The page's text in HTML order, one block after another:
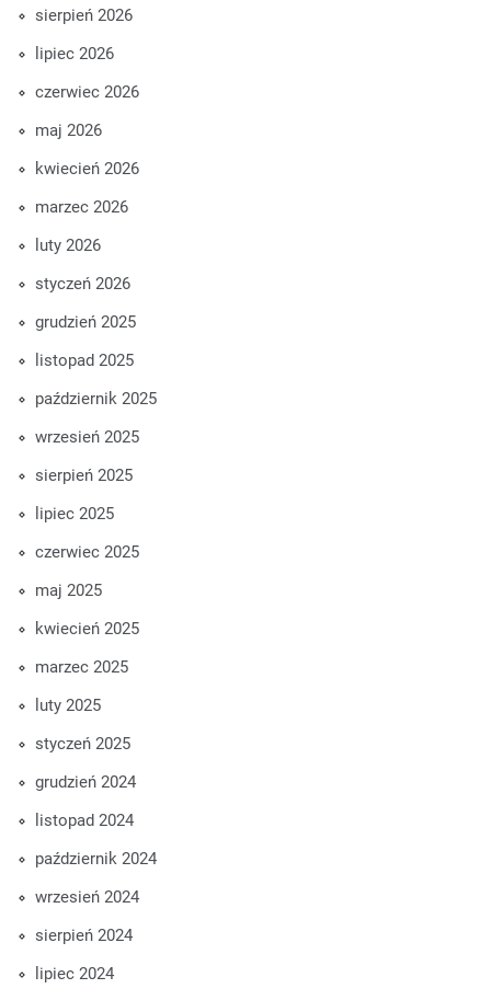
sierpień 2026
lipiec 2026
czerwiec 2026
maj 2026
kwiecień 2026
marzec 2026
luty 2026
styczeń 2026
grudzień 2025
listopad 2025
październik 2025
wrzesień 2025
sierpień 2025
lipiec 2025
czerwiec 2025
maj 2025
kwiecień 2025
marzec 2025
luty 2025
styczeń 2025
grudzień 2024
listopad 2024
październik 2024
wrzesień 2024
sierpień 2024
lipiec 2024